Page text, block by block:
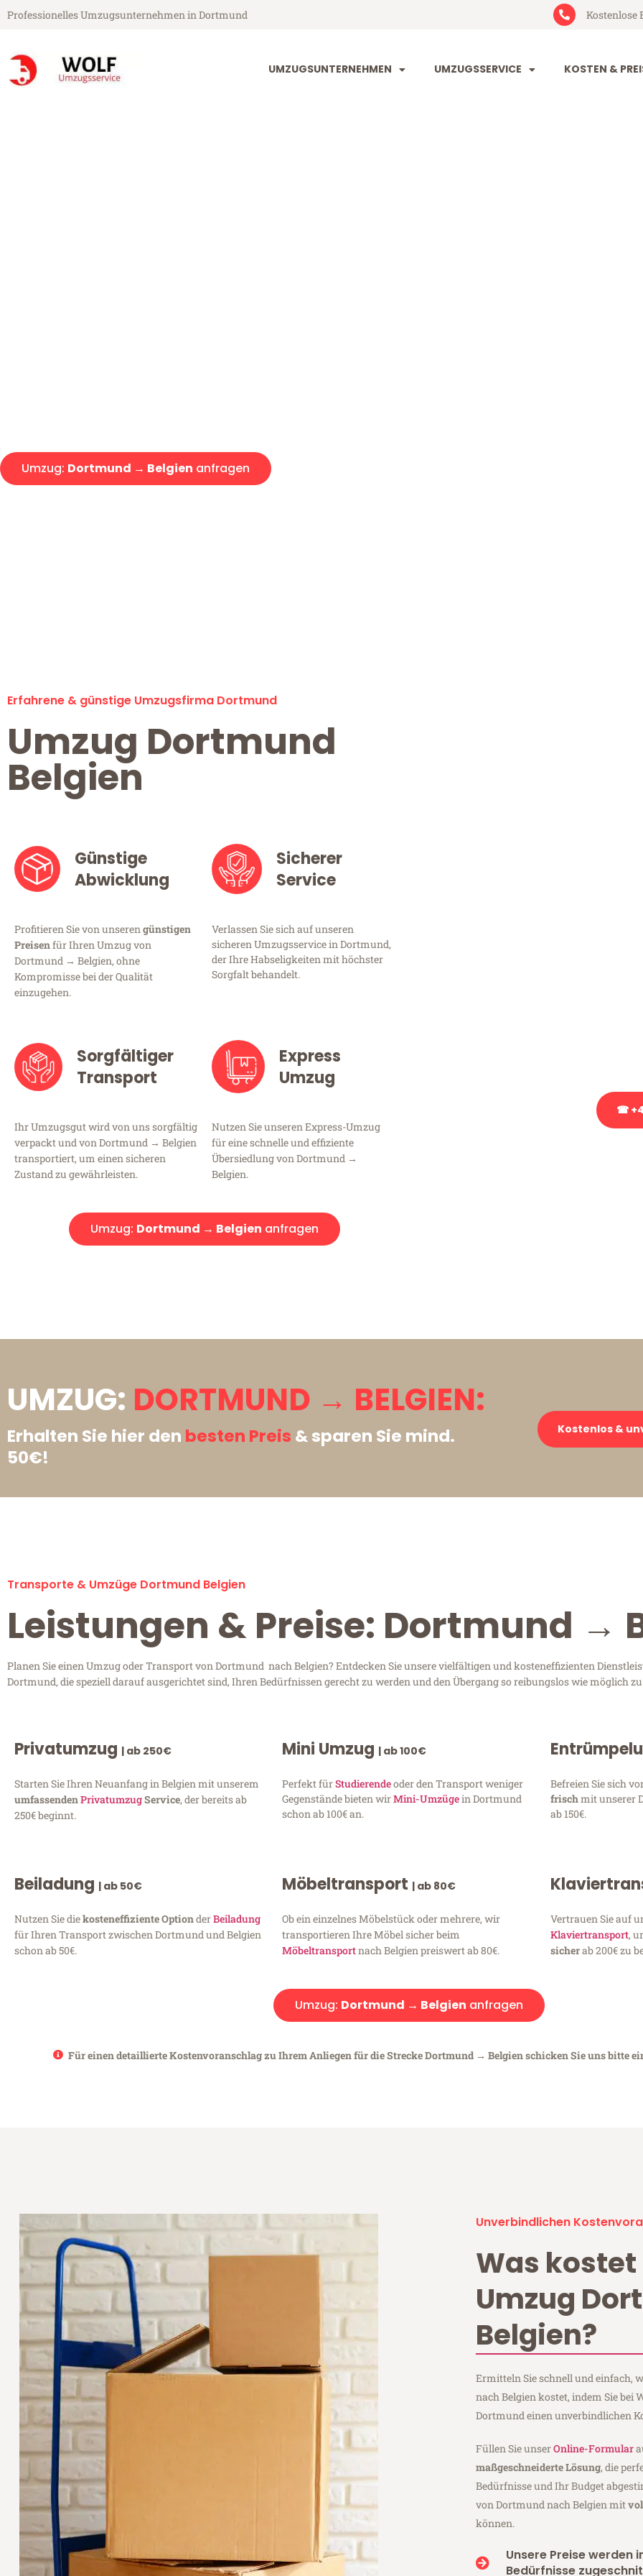
Professionelles Umzugsunternehmen in Dortmund Kostenlose
UMZUGSUNTERNEHMEN UMZUGSSERVICE KOSTEN &
Umzug: Dortmund → Belgien anfragen
Erfahrene & günstige Umzugsfirma Dortmund
Umzug Dortmund
Belgien
Günstige
Abwicklung
Profitieren Sie von unserengünstigen
Preisenfür Ihren Umzug von
Dortmund → Belgien, ohne
Kompromisse bei der Qualität
einzugehen.
Sicherer
Service
Verlassen Sie sich auf unseren
sicheren Umzugsservice in Dortmund,
der Ihre Habseligkeiten mit höchster
Sorgfalt behandelt.
Sorgfältiger
Transport
Ihr Umzugsgut wird von uns sorgfältig
verpackt und von Dortmund → Belgien
transportiert, um einen sicheren
Zustand zu gewährleisten.
Express
Umzug
Nutzen Sie unseren Express-Umzug
für eine schnelle und effiziente
Übersiedlung von Dortmund →
Belgien.
Umzug: Dortmund → Belgien anfragen
☎
UMZUG: DORTMUND → BELGIEN:
Erhalten Sie hier den besten Preis & sparen Sie mind.
50€!
Kostenlos &
Transporte & Umzüge Dortmund Belgien
Leistungen & Preise: Dortmund →
Planen Sie einen Umzug oder Transport von Dortmund nach Belgien? Entdecken Sie unsere vielfältigen und kosteneffizienten
Dortmund, die speziell darauf ausgerichtet sind, Ihren Bedürfnissen gerecht zu werden und den Übergang so reibungslos wie möglich
Privatumzug | ab 250€
Starten Sie Ihren Neuanfang in Belgien mit unserem
umfassendenPrivatumzugService, der bereits ab
250€ beginnt.
Mini Umzug | ab 100€
Perfekt fürStudierendeoder den Transport weniger
Gegenstände bieten wirMini-Umzügein Dortmund
schon ab 100€ an.
Befreien Sie sich
frischmit unserer
ab 150€.
Beiladung | ab 50€
Nutzen Sie diekosteneffiziente OptionderBeiladung
für Ihren Transport zwischen Dortmund und Belgien
schon ab 50€.
Möbeltransport | ab 80€
Ob ein einzelnes Möbelstück oder mehrere, wir
transportieren Ihre Möbel sicher beim
Möbeltransportnach Belgien preiswert ab 80€.
Vertrauen Sie auf
Klaviertransport,
sicherab 200€ zu
Umzug: Dortmund → Belgien anfragen
Für einen detaillierte Kostenvoranschlag zu Ihrem Anliegen für die Strecke Dortmund → Belgien schicken Sie uns bitte
Unverbindlichen
Was kostet
Umzug
Belgien?
Ermitteln Sie schnell und einfach,
nach Belgien kostet, indem Sie bei
Dortmund einen unverbindlichen
Füllen Sie unserOnline-Formular
maßgeschneiderte Lösung, die
Bedürfnisse und Ihr Budget
von Dortmund nach Belgien mit
können.
Unsere Preise werden
Bedürfnisse